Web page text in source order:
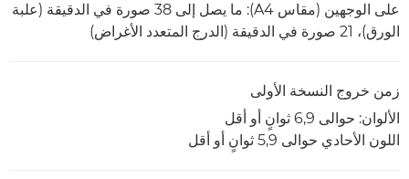
على الوجهين (مقاس A4): ما يصل إلى 38 صورة في الدقيقة (علبة
الورق)، 21 صورة في الدقيقة (الدرج المتعدد الأغراض)
زمن خروج النسخة الأولى
الألوان: حوالى 6,9 ثوانٍ أو أقل
اللون الأحادي حوالى 5,9 ثوانٍ أو أقل